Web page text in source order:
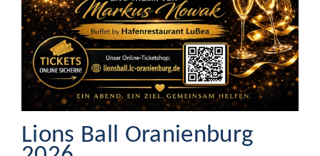
Lions Ball Oranienburg